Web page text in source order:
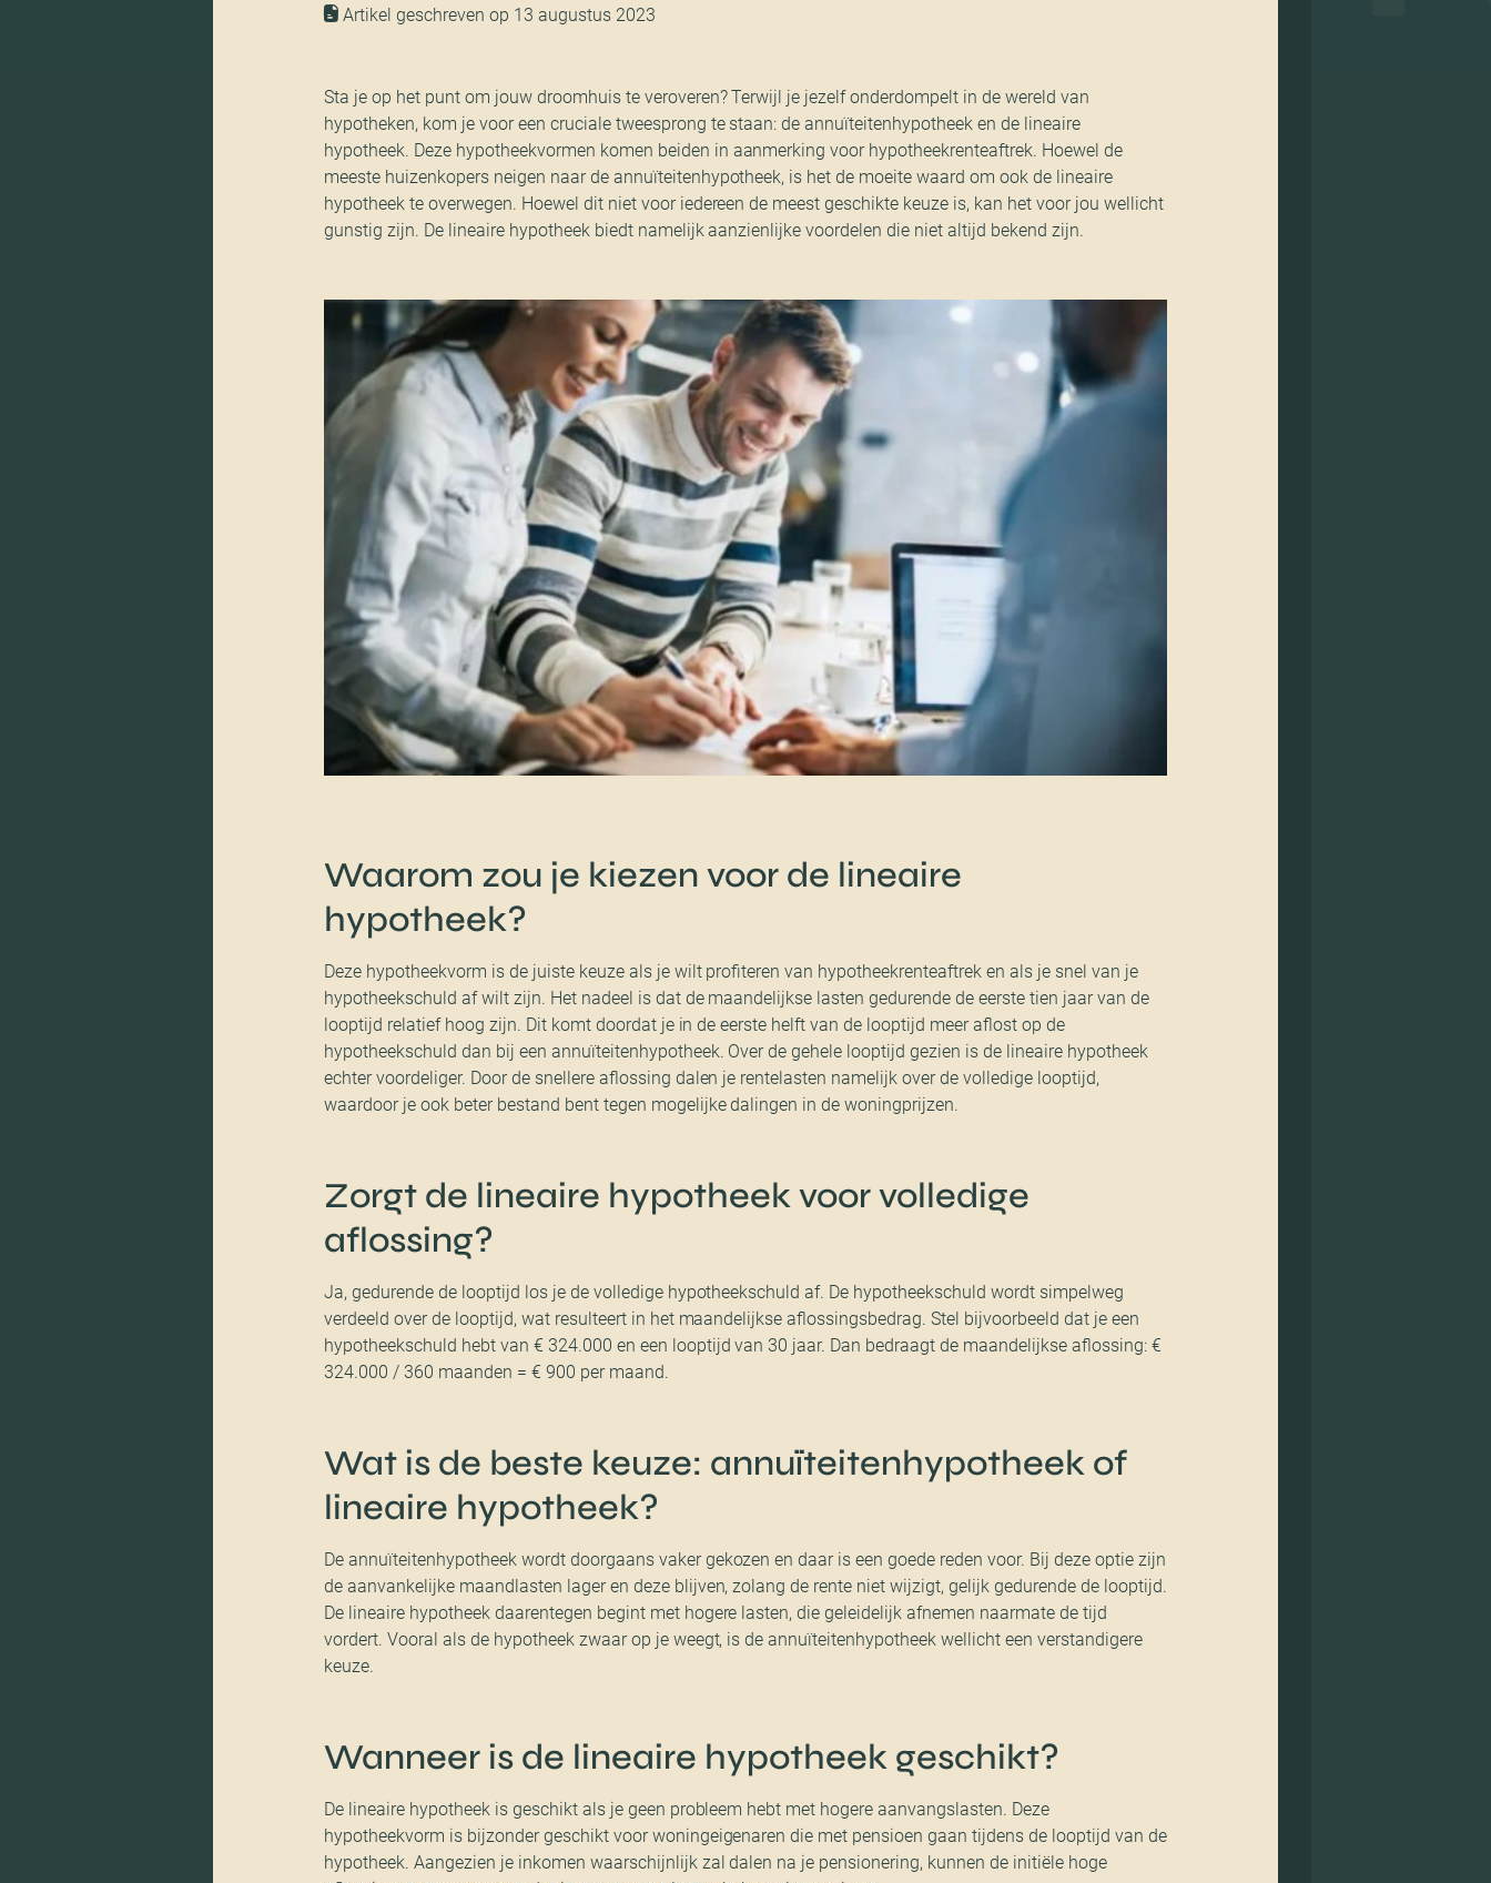
Artikel geschreven op 13 augustus 2023
Sta je op het punt om jouw droomhuis te veroveren? Terwijl je jezelf onderdompelt in de wereld van
hypotheken, kom je voor een cruciale tweesprong te staan: de annuïteitenhypotheek en de lineaire
hypotheek. Deze hypotheekvormen komen beiden in aanmerking voor hypotheekrenteaftrek. Hoewel de
meeste huizenkopers neigen naar de annuïteitenhypotheek, is het de moeite waard om ook de lineaire
hypotheek te overwegen. Hoewel dit niet voor iedereen de meest geschikte keuze is, kan het voor jou wellicht
gunstig zijn. De lineaire hypotheek biedt namelijk aanzienlijke voordelen die niet altijd bekend zijn.
Waarom zou je kiezen voor de lineaire
hypotheek?
Deze hypotheekvorm is de juiste keuze als je wilt profiteren van hypotheekrenteaftrek en als je snel van je
hypotheekschuld af wilt zijn. Het nadeel is dat de maandelijkse lasten gedurende de eerste tien jaar van de
looptijd relatief hoog zijn. Dit komt doordat je in de eerste helft van de looptijd meer aflost op de
hypotheekschuld dan bij een annuïteitenhypotheek. Over de gehele looptijd gezien is de lineaire hypotheek
echter voordeliger. Door de snellere aflossing dalen je rentelasten namelijk over de volledige looptijd,
waardoor je ook beter bestand bent tegen mogelijke dalingen in de woningprijzen.
Zorgt de lineaire hypotheek voor volledige
aflossing?
Ja, gedurende de looptijd los je de volledige hypotheekschuld af. De hypotheekschuld wordt simpelweg
verdeeld over de looptijd, wat resulteert in het maandelijkse aflossingsbedrag. Stel bijvoorbeeld dat je een
hypotheekschuld hebt van € 324.000 en een looptijd van 30 jaar. Dan bedraagt de maandelijkse aflossing: €
324.000 / 360 maanden = € 900 per maand.
Wat is de beste keuze: annuïteitenhypotheek of
lineaire hypotheek?
De annuïteitenhypotheek wordt doorgaans vaker gekozen en daar is een goede reden voor. Bij deze optie zijn
de aanvankelijke maandlasten lager en deze blijven, zolang de rente niet wijzigt, gelijk gedurende de looptijd.
De lineaire hypotheek daarentegen begint met hogere lasten, die geleidelijk afnemen naarmate de tijd
vordert. Vooral als de hypotheek zwaar op je weegt, is de annuïteitenhypotheek wellicht een verstandigere
keuze.
Wanneer is de lineaire hypotheek geschikt?
De lineaire hypotheek is geschikt als je geen probleem hebt met hogere aanvangslasten. Deze
hypotheekvorm is bijzonder geschikt voor woningeigenaren die met pensioen gaan tijdens de looptijd van de
hypotheek. Aangezien je inkomen waarschijnlijk zal dalen na je pensionering, kunnen de initiële hoge